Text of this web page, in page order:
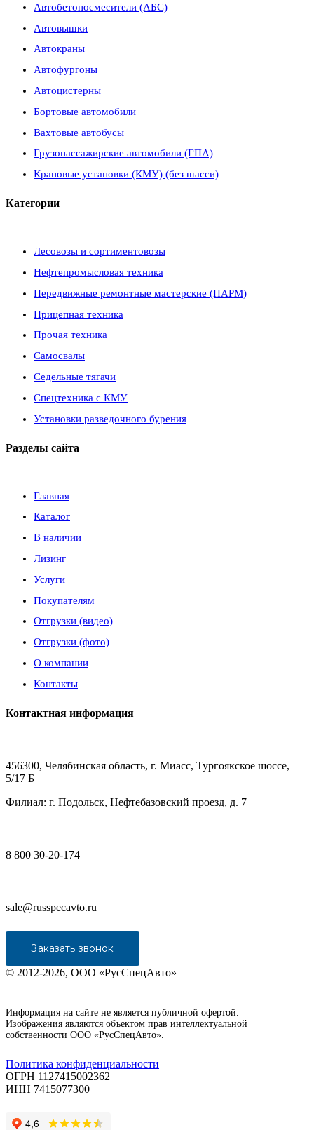
Автобетоносмесители (АБС)
Автовышки
Автокраны
Автофургоны
Автоцистерны
Бортовые автомобили
Вахтовые автобусы
Грузопассажирские автомобили (ГПА)
Крановые установки (КМУ) (без шасси)
Категории
Лесовозы и сортиментовозы
Нефтепромысловая техника
Передвижные ремонтные мастерские (ПАРМ)
Прицепная техника
Прочая техника
Самосвалы
Седельные тягачи
Спецтехника с КМУ
Установки разведочного бурения
Разделы сайта
Главная
Каталог
В наличии
Лизинг
Услуги
Покупателям
Отгрузки (видео)
Отгрузки (фото)
О компании
Контакты
Контактная информация
456300, Челябинская область, г. Миасс, Тургоякское шоссе,
5/17 Б
Филиал: г. Подольск, Нефтебазовский проезд, д. 7
8 800 30-20-174
sale@russpecavto.ru
Заказать звонок
© 2012-2026, ООО «РусСпецАвто»
Информация на сайте не является публичной офертой.
Изображения являются объектом прав интеллектуальной
собственности ООО «РусСпецАвто».
Политика конфиденциальности
ОГРН 1127415002362
ИНН 7415077300